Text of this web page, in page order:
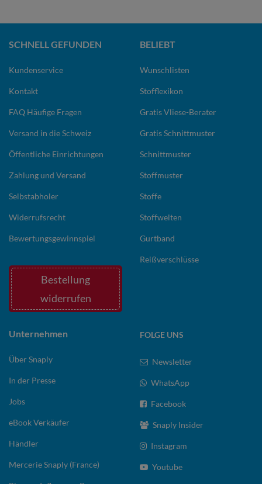
SCHNELL GEFUNDEN
Kundenservice
Kontakt
FAQ Häufige Fragen
Versand in die Schweiz
Öffentliche Einrichtungen
Zahlung und Versand
Selbstabholer
Widerrufsrecht
Bewertungsgewinnspiel
Bestellung
widerrufen
BELIEBT
Wunschlisten
Stofflexikon
Gratis Vliese-Berater
Gratis Schnittmuster
Schnittmuster
Stoffmuster
Stoffe
Stoffwelten
Gurtband
Reißverschlüsse
Unternehmen
Über Snaply
In der Presse
Jobs
eBook Verkäufer
Händler
Mercerie Snaply (France)
FOLGE UNS
Newsletter
WhatsApp
Facebook
Snaply Insider
Instagram
Youtube